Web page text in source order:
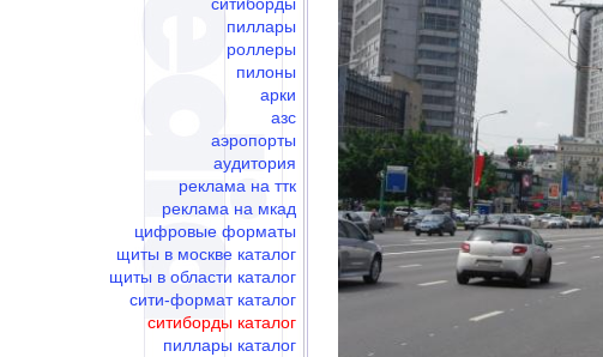
ситиборды
пиллары
роллеры
пилоны
арки
азс
аэропорты
аудитория
реклама на ттк
реклама на мкад
цифровые форматы
щиты в москве каталог
щиты в области каталог
сити-формат каталог
ситиборды каталог
пиллары каталог